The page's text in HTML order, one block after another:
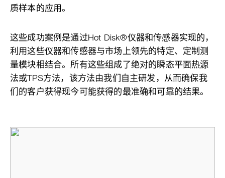
质样本的应用。
这些成功案例是通过Hot Disk®仪器和传感器实现的，
利用这些仪器和传感器与市场上领先的特定、定制测
量模块相结合。所有这些组成了绝对的瞬态平面热源
法或TPS方法，该方法由我们自主研发，从而确保我
们的客户获得现今可能获得的最准确和可靠的结果。